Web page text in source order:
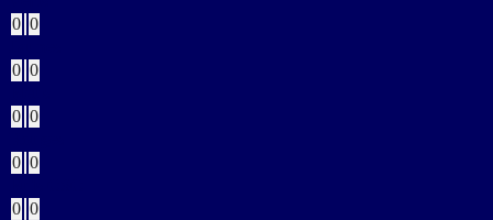
0 0
0 0
0 0
0 0
0 0